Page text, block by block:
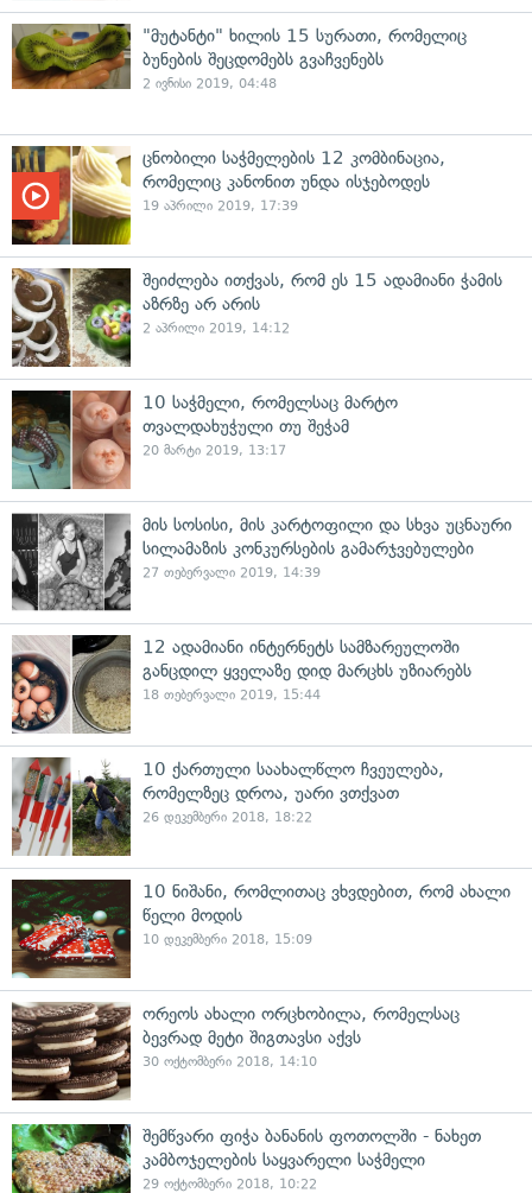
"მუტანტი" ხილის 15 სურათი, რომელიც
ბუნების შეცდომებს გვაჩვენებს
2 ივნისი 2019, 04:48
ცნობილი საჭმელების 12 კომბინაცია,
რომელიც კანონით უნდა ისჯებოდეს
19 აპრილი 2019, 17:39
შეიძლება ითქვას, რომ ეს 15 ადამიანი ჭამის
აზრზე არ არის
2 აპრილი 2019, 14:12
10 საჭმელი, რომელსაც მარტო
თვალდახუჭული თუ შეჭამ
20 მარტი 2019, 13:17
მის სოსისი, მის კარტოფილი და სხვა უცნაური
სილამაზის კონკურსების გამარჯვებულები
27 თებერვალი 2019, 14:39
12 ადამიანი ინტერნეტს სამზარეულოში
განცდილ ყველაზე დიდ მარცხს უზიარებს
18 თებერვალი 2019, 15:44
10 ქართული საახალწლო ჩვეულება,
რომელზეც დროა, უარი ვთქვათ
26 დეკემბერი 2018, 18:22
10 ნიშანი, რომლითაც ვხვდებით, რომ ახალი
წელი მოდის
10 დეკემბერი 2018, 15:09
ორეოს ახალი ორცხობილა, რომელსაც
ბევრად მეტი შიგთავსი აქვს
30 ოქტომბერი 2018, 14:10
შემწვარი ფიჭა ბანანის ფოთოლში - ნახეთ
კამბოჯელების საყვარელი საჭმელი
29 ოქტომბერი 2018, 10:22